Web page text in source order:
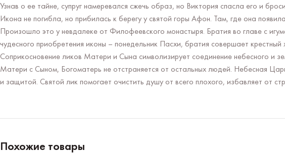
Узнав о ее тайне, супруг намеревался сжечь образ, но Виктория спасла его и
Икона не погибла, но прибилась к берегу у святой горы Афон. Там, где она
Произошло это у невдалеке от Филофеевского монастыря. Братия во главе с
чудесного приобретения иконы – понедельник Пасхи, братия совершает крестный
Соприкосновение ликов Матери и Сына символизирует соединение небесного и
Матери с Сыном, Богоматерь не отстраняется от остальных людей. Небесная
и защитой. Святой лик помогает очистить душу от всего плохого, избавляет от
Похожие товары